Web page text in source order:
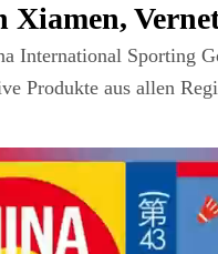
Xiamen,
International Sporting
Produkte aus allen